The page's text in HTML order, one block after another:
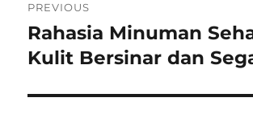
navigation
PREVIOUS
Previous
post:
Rahasia Minuman
Kulit Bersinar dan